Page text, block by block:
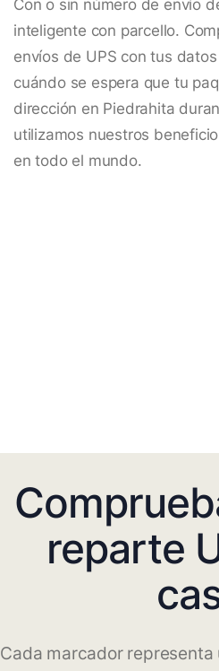
Con o sin número de envío
inteligente con parcello.
envíos de UPS con tus
cuándo se espera que tu
dirección en Piedrahita
utilizamos nuestros
en todo el mundo.
reparte
Cada marcador